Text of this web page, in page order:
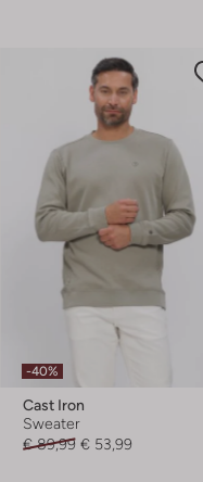
-40%
Cast Iron
Sweater
€ 89,99 € 53,99